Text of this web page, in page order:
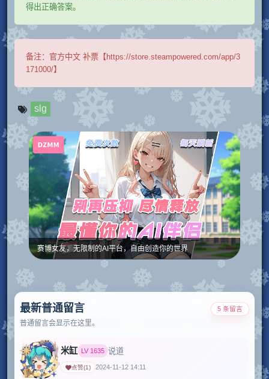
得出正确答案。
备注： 官方中文 补票【https://store.steampowered.com/app/3
171000/】
slg
赛博女友，无限制的AI平台，自由创造你的世界
最新普通留言
普通留言会显示在这里。
5 条留言
米缸 LV 1635 说道
点赞(1) 2024-11-12 14:11